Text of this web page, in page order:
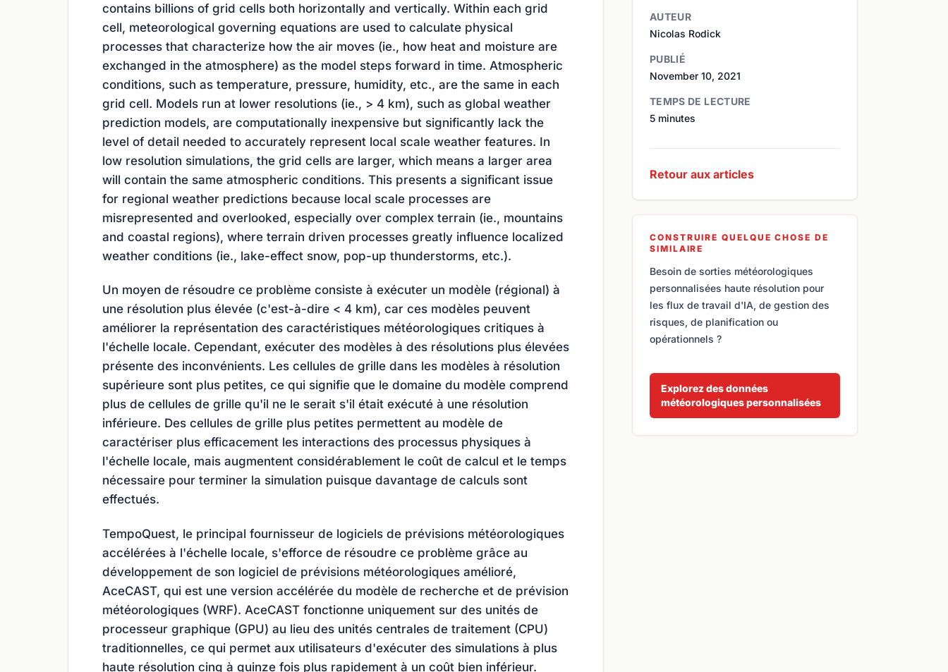
contains billions of grid cells both horizontally and vertically. Within each grid
cell, meteorological governing equations are used to calculate physical
processes that characterize how the air moves (ie., how heat and moisture are
exchanged in the atmosphere) as the model steps forward in time. Atmospheric
conditions, such as temperature, pressure, humidity, etc., are the same in each
grid cell. Models run at lower resolutions (ie., > 4 km), such as global weather
prediction models, are computationally inexpensive but significantly lack the
level of detail needed to accurately represent local scale weather features. In
low resolution simulations, the grid cells are larger, which means a larger area
will contain the same atmospheric conditions. This presents a significant issue
for regional weather predictions because local scale processes are
misrepresented and overlooked, especially over complex terrain (ie., mountains
and coastal regions), where terrain driven processes greatly influence localized
weather conditions (ie., lake-effect snow, pop-up thunderstorms, etc.).
Un moyen de résoudre ce problème consiste à exécuter un modèle (régional) à
une résolution plus élevée (c'est-à-dire < 4 km), car ces modèles peuvent
améliorer la représentation des caractéristiques météorologiques critiques à
l'échelle locale. Cependant, exécuter des modèles à des résolutions plus élevées
présente des inconvénients. Les cellules de grille dans les modèles à résolution
supérieure sont plus petites, ce qui signifie que le domaine du modèle comprend
plus de cellules de grille qu'il ne le serait s'il était exécuté à une résolution
inférieure. Des cellules de grille plus petites permettent au modèle de
caractériser plus efficacement les interactions des processus physiques à
l'échelle locale, mais augmentent considérablement le coût de calcul et le temps
nécessaire pour terminer la simulation puisque davantage de calculs sont
effectués.
TempoQuest, le principal fournisseur de logiciels de prévisions météorologiques
accélérées à l'échelle locale, s'efforce de résoudre ce problème grâce au
développement de son logiciel de prévisions météorologiques amélioré,
AceCAST, qui est une version accélérée du modèle de recherche et de prévision
météorologiques (WRF). AceCAST fonctionne uniquement sur des unités de
processeur graphique (GPU) au lieu des unités centrales de traitement (CPU)
traditionnelles, ce qui permet aux utilisateurs d'exécuter des simulations à plus
haute résolution cinq à quinze fois plus rapidement à un coût bien inférieur.
AUTEUR
Nicolas Rodick
PUBLIÉ
November 10, 2021
TEMPS DE LECTURE
5 minutes
Retour aux articles
CONSTRUIRE QUELQUE CHOSE DE
SIMILAIRE
Besoin de sorties météorologiques
personnalisées haute résolution pour
les flux de travail d'IA, de gestion des
risques, de planification ou
opérationnels ?
Explorez des données
météorologiques personnalisées